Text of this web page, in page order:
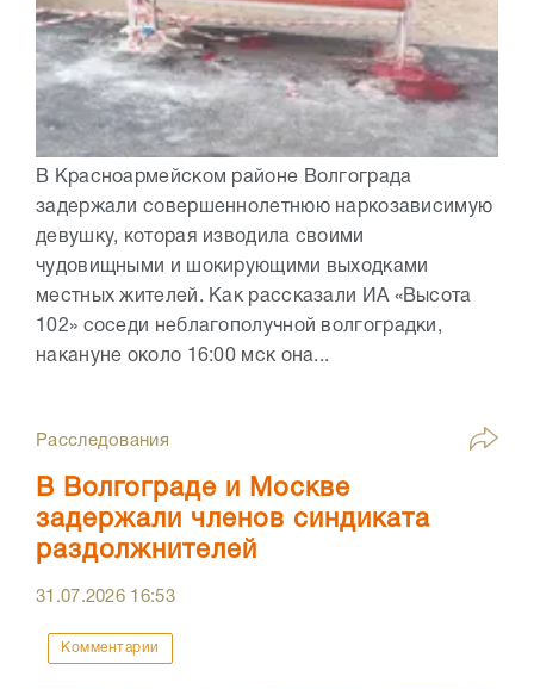
В Красноармейском районе Волгограда
задержали совершеннолетнюю наркозависимую
девушку, которая изводила своими
чудовищными и шокирующими выходками
местных жителей. Как рассказали ИА «Высота
102» соседи неблагополучной волгоградки,
накануне около 16:00 мск она...
Расследования
В Волгограде и Москве
задержали членов синдиката
раздолжнителей
31.07.2026 16:53
Комментарии